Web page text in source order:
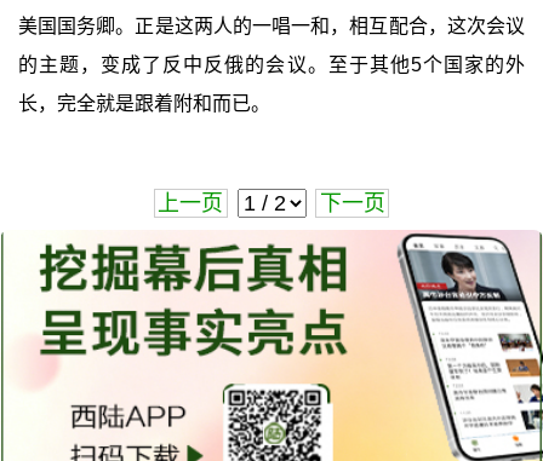
美国国务卿。正是这两人的一唱一和，相互配合，这次会议
的主题，变成了反中反俄的会议。至于其他5个国家的外
长，完全就是跟着附和而已。
上一页 下一页